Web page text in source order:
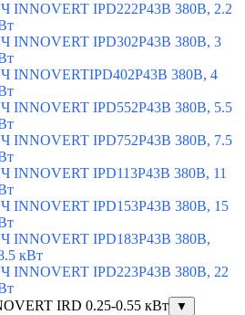
INNOVERT IPD222P43B 380В, 2.2
INNOVERT IPD302P43B 380В, 3
INNOVERTIPD402P43B 380В, 4
INNOVERT IPD552P43B 380В, 5.5
INNOVERT IPD752P43B 380В, 7.5
INNOVERT IPD113P43B 380В, 11
INNOVERT IPD153P43B 380В, 15
INNOVERT IPD183P43B 380В,
кВт
INNOVERT IPD223P43B 380В, 22
IRD 0.25-0.55 кВт
▼